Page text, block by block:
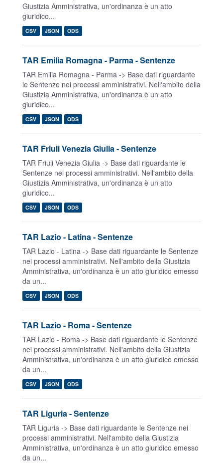
Giustizia Amministrativa, un'ordinanza è un atto
giuridico...
CSV JSON ODS
TAR Emilia Romagna - Parma - Sentenze
TAR Emilia Romagna - Parma -> Base dati riguardante
le Sentenze nei processi amministrativi. Nell'ambito della
Giustizia Amministrativa, un'ordinanza è un atto
giuridico...
CSV JSON ODS
TAR Friuli Venezia Giulia - Sentenze
TAR Friuli Venezia Giulia -> Base dati riguardante le
Sentenze nei processi amministrativi. Nell'ambito della
Giustizia Amministrativa, un'ordinanza è un atto
giuridico...
CSV JSON ODS
TAR Lazio - Latina - Sentenze
TAR Lazio - Latina -> Base dati riguardante le Sentenze
nei processi amministrativi. Nell'ambito della Giustizia
Amministrativa, un'ordinanza è un atto giuridico emesso
da un...
CSV JSON ODS
TAR Lazio - Roma - Sentenze
TAR Lazio - Roma -> Base dati riguardante le Sentenze
nei processi amministrativi. Nell'ambito della Giustizia
Amministrativa, un'ordinanza è un atto giuridico emesso
da un...
CSV JSON ODS
TAR Liguria - Sentenze
TAR Liguria -> Base dati riguardante le Sentenze nei
processi amministrativi. Nell'ambito della Giustizia
Amministrativa, un'ordinanza è un atto giuridico emesso
da un...